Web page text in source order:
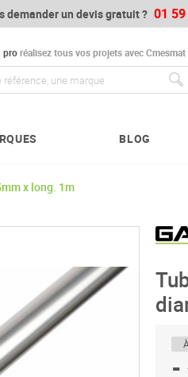
demander un devis gratuit ? 01
proréalisez tous vos projets avec Cmesmat
BLOG
x long. 1m
-